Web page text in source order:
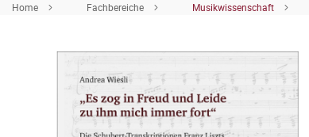
Home Fachbereiche Musikwissenschaft